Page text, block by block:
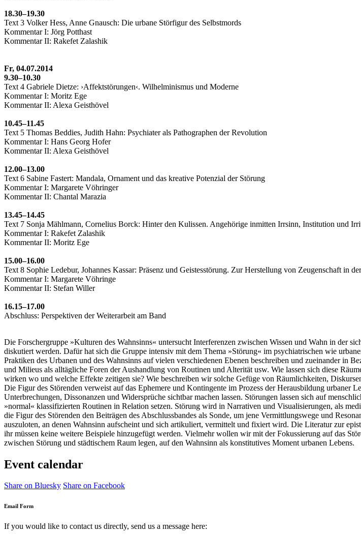
18.30–19.30
Text 3 Volker Hess, Anne Gnausch: Die urbane Störfigur des Selbstmords
Kommentar I: Jörg Potthast
Kommentar II: Rakefet Zalashik
Fr, 04.07.2014
9.30–10.30
Text 4 Gabriele Dietze: ›Affektstörungen‹. Wilhelminismus und Moderne
Kommentar I: Moritz Ege
Kommentar II: Alexa Geisthövel
10.45–11.45
Text 5 Thomas Beddies, Judith Hahn: Psychiater als Pathographen der Revolution
Kommentar I: Hans Georg Hofer
Kommentar II: Alexa Geisthövel
12.00–13.00
Text 6 Sabine Fastert: Mandala, Ornament und das kreative Potenzial der Störung
Kommentar I: Margarete Vöhringer
Kommentar II: Chantal Marazia
13.45–14.45
Text 7 Sonja Mählmann, Cornelius Borck: Hinter den Kulissen. Angehörige inmitten Irrsinn, Institution und
Kommentar I: Rakefet Zalashik
Kommentar II: Moritz Ege
15.00–16.00
Text 8 Sophie Ledebur, Johannes Kassar: Präsenz und Geistesstörung. Zur Herstellung von Zeugenschaft in
Kommentar I: Margarete Vöhringe
Kommentar II: Stefan Willer
16.15–17.00
Abschluss: Perspektiven der Weiterarbeit am Band
Die Forschergruppe »Kulturen des Wahnsinns« untersucht Interferenzen zwischen Wissen und Wahn in der
diskutiert werden. Dafür hat sich die Gruppe intensiv mit dem Thema »Störung« im psychiatrischen wie
Praktiken des Urbanen und des Wahnsinns auf vielen verschiedenen Ebenen beschreiben und zueinander in
und Milieus als alltägliche Foren der Aushandlung von Routinen und Alterität usw. Wie lassen sich diese
wirken wo und welche Effekte zeitigen sie? Wie beschreiben wir solche Gefüge von Räumlichkeiten,
Die Figur des Störenden verweist auf das Ephemere und Kontingente im Prozess der Herausbildung urbaner
Unterbrechungen, Dissonanzen und Widersprüche sichtbar machen lassen. Störungen lassen sich auf
»normal« klassifizierten Routinen in Relation setzen. Störung wird in Narrativen und Visualisierungen, als
die Figur des Störenden den Beiträgen des Abschlussbandes als Sonde, um jene Vermittlungswege und
auszuloten, an denen Wahnsinn aufscheint und sich artikuliert, vermittelt und fixiert wird. Die Literatur zur
ihr müssen keine weitere Beispiele hinzugefügt werden. Vielmehr wollen wir mit der Fokussierung auf das
zwischen Störung und städtischem Raum legen, auf den Wahnsinn als konstitutives Moment urbanen Lebens.
Event calendar
Share on Bluesky Share on Facebook
Email Form
If you would like to contact us directly, send us a message here: